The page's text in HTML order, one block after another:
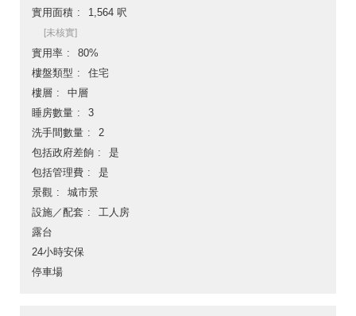
實用面積
1,564 呎
[未核實]
實用率
80%
樓盤類型
住宅
樓層
中層
睡房數量
3
洗手間數量
2
包括政府差餉
是
包括管理費
是
景觀
城市景
設施／配套
工人房
露台
24小時安保
停車場